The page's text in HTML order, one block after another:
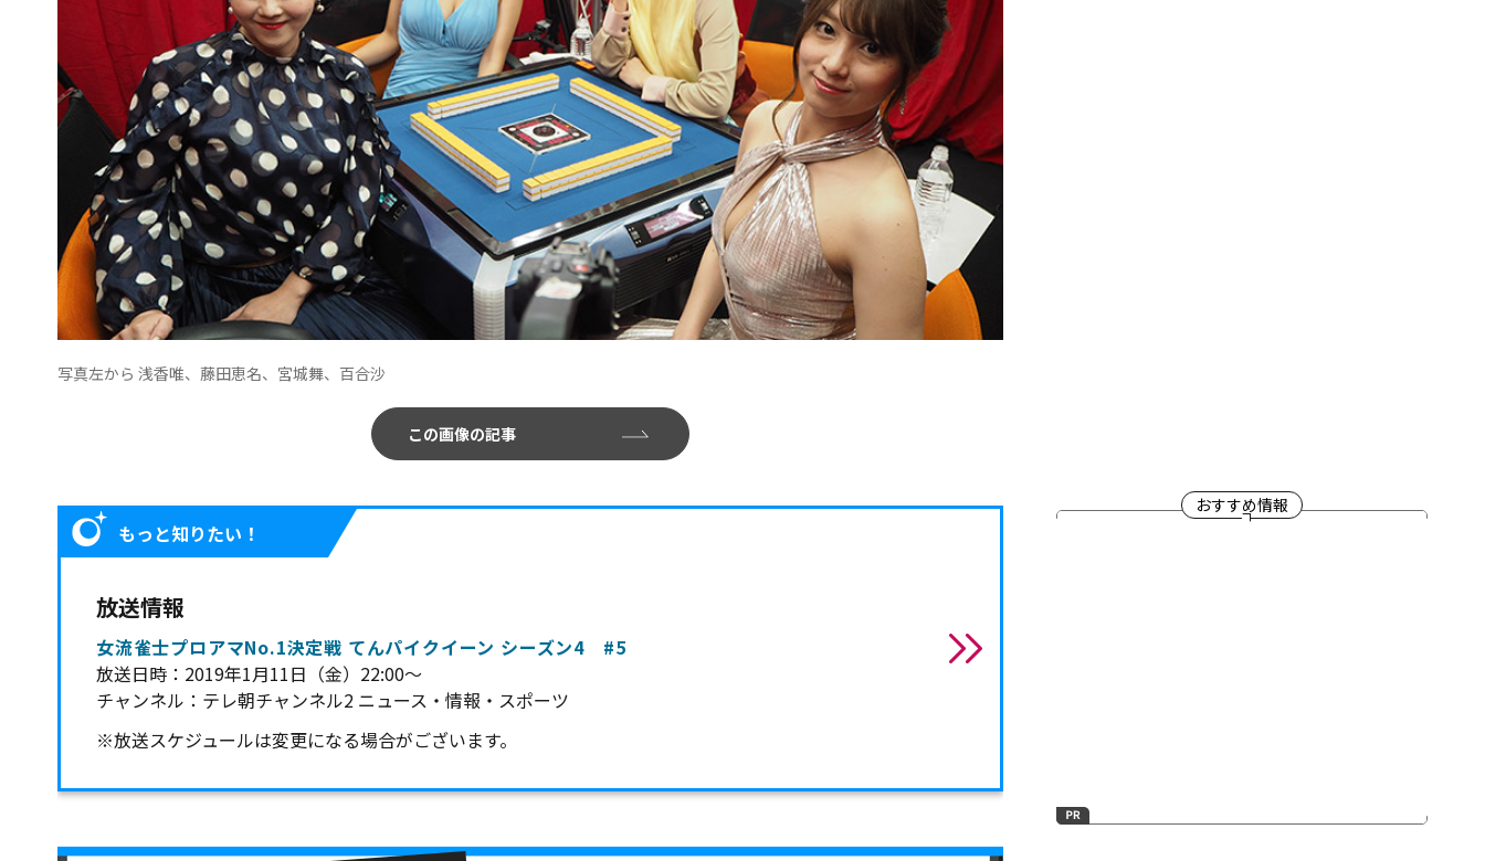
写真左から 浅香唯、藤田恵名、宮城舞、百合沙
この画像の記事
もっと知りたい！
放送情報
女流雀士プロアマNo.1決定戦 てんパイクイーン シーズン4 #5
放送日時：2019年1月11日（金）22:00～
チャンネル：テレ朝チャンネル2 ニュース・情報・スポーツ
※放送スケジュールは変更になる場合がございます。
おすすめ情報